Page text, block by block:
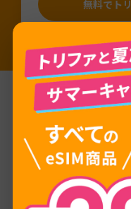
無料でト
※国内「旅行用eSIMアプリ」のDL数（2025年4月～2026
リ（アプリ名か説明に「eSIM」が含まれるアプリ）を当
ネットワーク
プロバイダー